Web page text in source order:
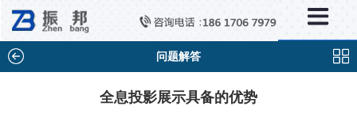
问题解答
全息投影展示具备的优势
新闻中心
×
行业新闻